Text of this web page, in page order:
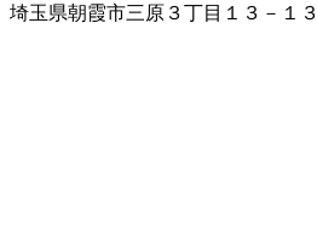
埼玉県朝霞市三原３丁目１３－１３